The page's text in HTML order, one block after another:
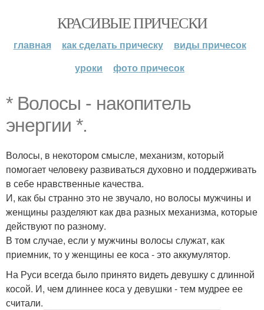
КРАСИВЫЕ ПРИЧЕСКИ
главная как сделать прическу
виды причесок
уроки
фото причесок
* Волосы - накопитель
энергии *.
Волосы, в некотором смысле, механизм, который
помогает человеку развиваться духовно и поддерживать
в себе нравственные качества.
И, как бы странно это не звучало, но волосы мужчины и
женщины разделяют как два разных механизма, которые
действуют по разному.
В том случае, если у мужчины волосы служат, как
приемник, то у женщины ее коса - это аккумулятор.
На Руси всегда было принято видеть девушку с длинной
косой. И, чем длиннее коса у девушки - тем мудрее ее
считали.